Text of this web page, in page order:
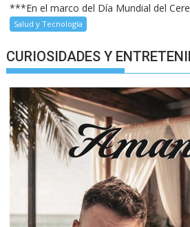
***En el marco del Día Mundial del
Salud y Tecnología
CURIOSIDADES Y